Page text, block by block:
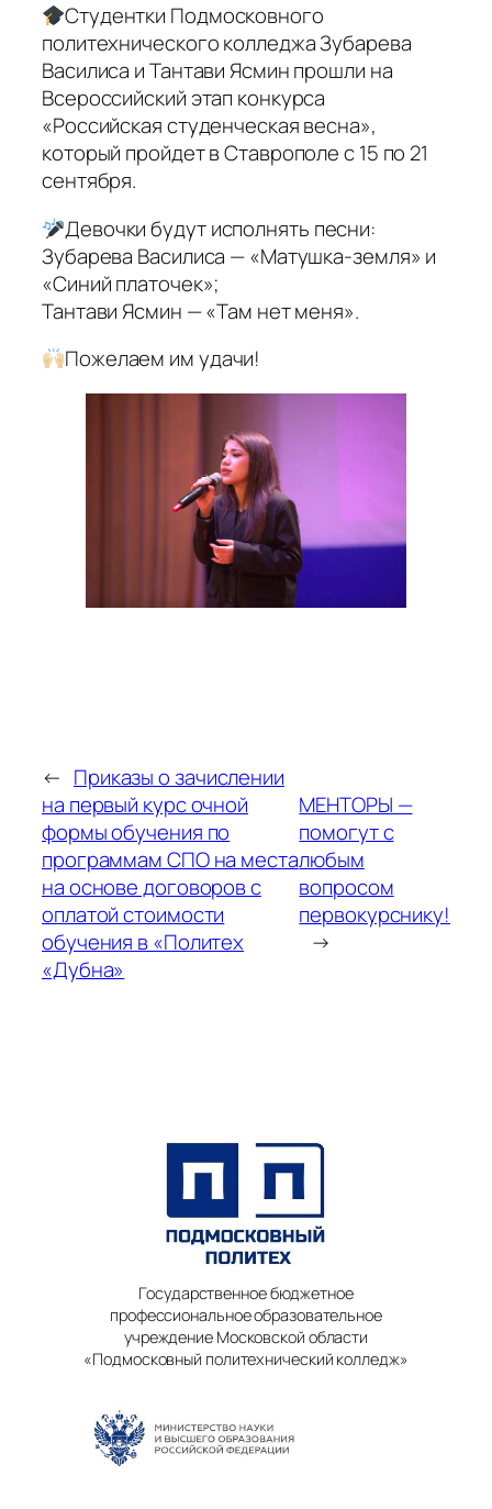
Студентки Подмосковного
политехнического колледжа Зубарева
Василиса и Тантави Ясмин прошли на
Всероссийский этап конкурса
«Российская студенческая весна»,
который пройдет в Ставрополе с 15 по 21
сентября.
Девочки будут исполнять песни:
Зубарева Василиса — «Матушка-земля» и
«Синий платочек»;
Тантави Ясмин — «Там нет меня».
Пожелаем им удачи!
← Приказы о зачислении
на первый курс очной
формы обучения по
программам СПО на места
на основе договоров с
оплатой стоимости
обучения в «Политех
«Дубна»
МЕНТОРЫ —
помогут с
любым
вопросом
первокурснику!
→
Государственное бюджетное
профессиональное образовательное
учреждение Московской области
«Подмосковный политехнический колледж»